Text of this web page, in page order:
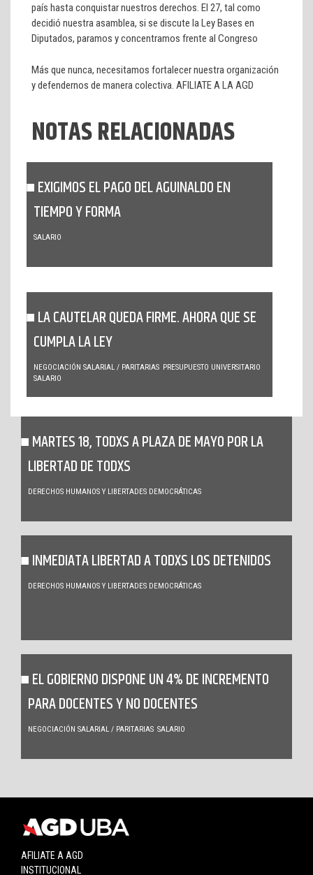
país hasta conquistar nuestros derechos. El 27, tal como
decidió nuestra asamblea, si se discute la Ley Bases en
Diputados, paramos y concentramos frente al Congreso
Más que nunca, necesitamos fortalecer nuestra organización
y defendernos de manera colectiva. AFILIATE A LA AGD
NOTAS RELACIONADAS
EXIGIMOS EL PAGO DEL AGUINALDO EN
TIEMPO Y FORMA
SALARIO
LA CAUTELAR QUEDA FIRME. AHORA QUE SE
CUMPLA LA LEY
NEGOCIACIÓN SALARIAL / PARITARIAS PRESUPUESTO UNIVERSITARIO
SALARIO
MARTES 18, TODXS A PLAZA DE MAYO POR LA
LIBERTAD DE TODXS
DERECHOS HUMANOS Y LIBERTADES DEMOCRÁTICAS
INMEDIATA LIBERTAD A TODXS LOS DETENIDOS
DERECHOS HUMANOS Y LIBERTADES DEMOCRÁTICAS
EL GOBIERNO DISPONE UN 4% DE INCREMENTO
PARA DOCENTES Y NO DOCENTES
NEGOCIACIÓN SALARIAL / PARITARIAS SALARIO
AFILIATE A AGD
INSTITUCIONAL